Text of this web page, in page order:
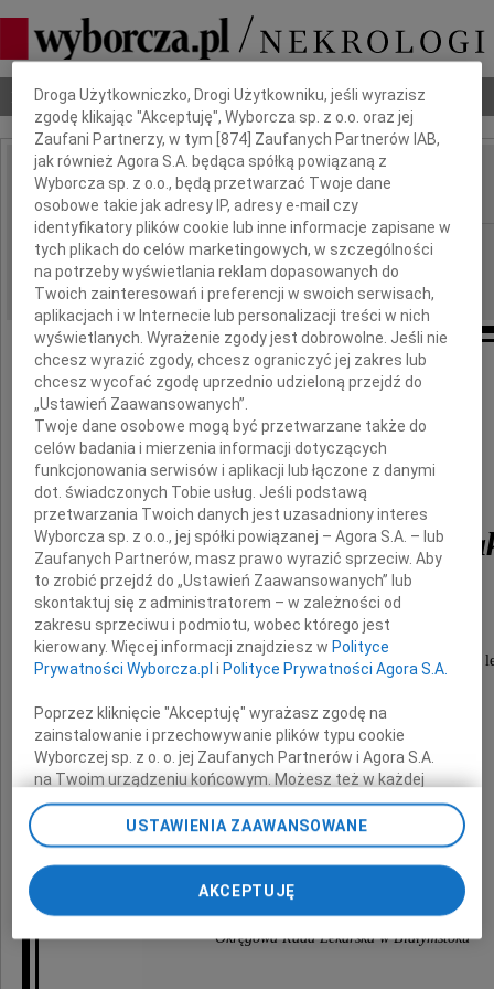
Nekrologi Odeszli Poradnik pogrzebowy
IMIĘ I NAZWISKO: Leopold Józef Rejniak
REGION: Białystok
DATA EMISJI: 08.09.2010
Samorząd Lekarski Podlasia
Profesora dr. hab.
Leopolda Józefa
wybitnego histologa i patomorfologa,
autora wielu publikacji naukowych,
nauczyciela akademickiego kilku pokoleń podlaskich
Wyrazy głębokiego współczucia
Rodzinie
Okręgowa Rada Lekarska w Białymstoku
Dbamy o Twoją prywatność
Droga Użytkowniczko, Drogi Użytkowniku, jeśli wyrazisz
zgodę klikając "Akceptuję", Wyborcza sp. z o.o. oraz jej
Zaufani Partnerzy, w tym [874 ] Zaufanych Partnerów IAB,
jak również Agora S.A. będąca spółką powiązaną z
Wyborcza sp. z o.o., będą przetwarzać Twoje dane
osobowe takie jak adresy IP, adresy e-mail czy
identyfikatory plików cookie lub inne informacje zapisane w
tych plikach do celów marketingowych, w szczególności
na potrzeby wyświetlania reklam dopasowanych do
Twoich zainteresowań i preferencji w swoich serwisach,
aplikacjach i w Internecie lub personalizacji treści w nich
wyświetlanych. Wyrażenie zgody jest dobrowolne. Jeśli nie
chcesz wyrazić zgody, chcesz ograniczyć jej zakres lub
chcesz wycofać zgodę uprzednio udzieloną przejdź do
„Ustawień Zaawansowanych”.
Twoje dane osobowe mogą być przetwarzane także do
celów badania i mierzenia informacji dotyczących
funkcjonowania serwisów i aplikacji lub łączone z danymi
dot. świadczonych Tobie usług. Jeśli podstawą
przetwarzania Twoich danych jest uzasadniony interes
Wyborcza sp. z o.o., jej spółki powiązanej – Agora S.A. – lub
Zaufanych Partnerów, masz prawo wyrazić sprzeciw. Aby
to zrobić przejdź do „Ustawień Zaawansowanych” lub
skontaktuj się z administratorem – w zależności od
zakresu sprzeciwu i podmiotu, wobec którego jest
kierowany. Więcej informacji znajdziesz w Polityce
Prywatności Wyborcza.pl i Polityce Prywatności Agora S.A.
Poprzez kliknięcie "Akceptuję" wyrażasz zgodę na
zainstalowanie i przechowywanie plików typu cookie
Wyborczej sp. z o. o. jej Zaufanych Partnerów i Agora S.A.
na Twoim urządzeniu końcowym. Możesz też w każdej
chwili zmienić swoje preferencje dot. plików cookie,
ponownie wywołując narzędzie do zarządzania Twoimi
preferencjami dot. przetwarzania danych poprzez
odnośnik „Ustawienia prywatności” w stopce serwisu i
przechodząc do sekcji „Ustawienia zaawansowane”.
Zmiana ustawień plików cookie możliwa jest także za
USTAWIENIA ZAAWANSOWANE
AKCEPTUJĘ